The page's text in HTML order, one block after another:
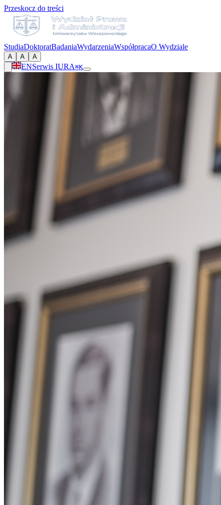
Przeskocz do treści
StudiaDoktoratBadaniaWydarzeniaWspółpracaO Wydziale
A A A
ENSerwis IURA⌘K